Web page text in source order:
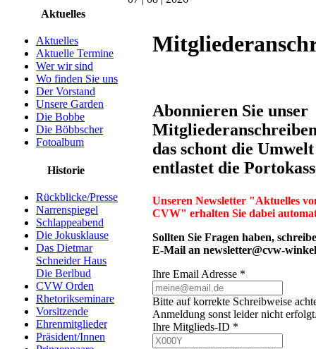
Aktuelles
Aktuelles
Aktuelle Termine
Wer wir sind
Wo finden Sie uns
Der Vorstand
Unsere Garden
Die Bobbe
Die Böbbscher
Fotoalbum
Historie
Rückblicke/Presse
Narrenspiegel
Schlappeabend
Die Jokusklause
Das Dietmar
Schneider Haus
Die Berlbud
CVW Orden
Rhetorikseminare
Vorsitzende
Ehrenmitglieder
Präsident/Innen
Abonnieren Sie unser
das schont die
entlastet die
Unseren Newsletter "Aktuelles
CVW" erhalten Sie dabei
Sollten Sie Fragen haben,
E-Mail an newsletter@cvw-
Ihre Email Adresse *
Bitte auf korrekte Schreibweise
Anmeldung sonst leider nicht
Ihre Mitglieds-ID *